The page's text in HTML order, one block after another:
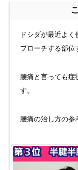
ドシダが最近よ
プローチする部位
腰痛と言っても症
す。
腰痛の治し方の参